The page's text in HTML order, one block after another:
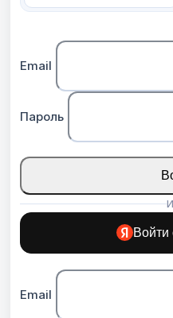
Email
Пароль
Войти
Email